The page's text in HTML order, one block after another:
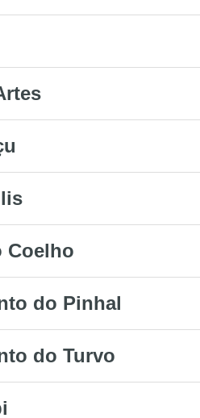
Coelho
do Pinhal
do Turvo